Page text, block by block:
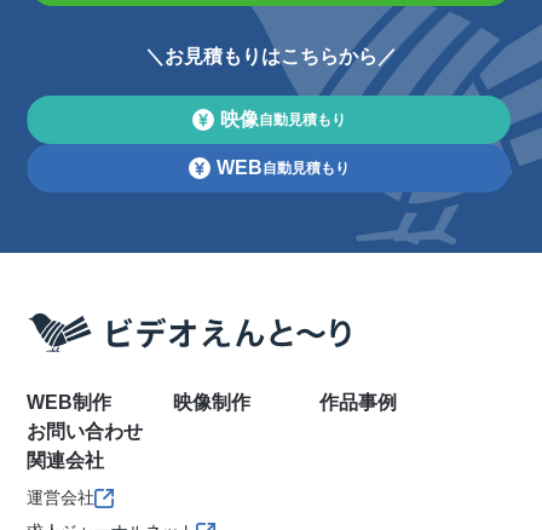
＼お見積もりはこちらから／
映像自動見積もり
WEB自動見積もり
WEB制作 映像制作
作品事例
お問い合わせ
関連会社
運営会社